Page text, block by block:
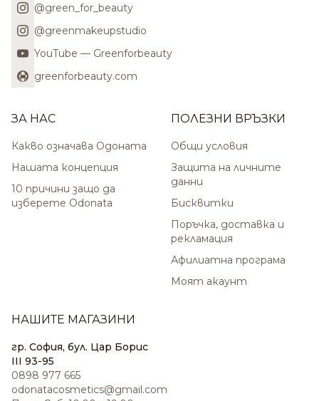
@green_for_beauty
@greenmakeupstudio
YouTube — Greenforbeauty
greenforbeauty.com
ЗА НАС
Какво означава Одоната
Нашата концепция
10 причини защо да
изберете Odonata
ПОЛЕЗНИ ВРЪЗКИ
Общи условия
Защита на личните
данни
Бисквитки
Поръчка, доставка и
рекламация
Афилиатна програма
Моят акаунт
НАШИТЕ МАГАЗИНИ
гр. София, бул. Цар Борис
III 93-95
0898 977 665
odonatacosmetics@gmail.com